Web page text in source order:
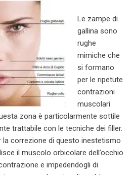
Le zampe di
gallina sono
rughe
mimiche che
si formano
per le ripetute
contrazioni
muscolari
zona è particolarmente sottile
trattabile con le tecniche dei filler.
la correzione di questo inestetismo
il muscolo orbicolare dell’occhio
e impedendogli di